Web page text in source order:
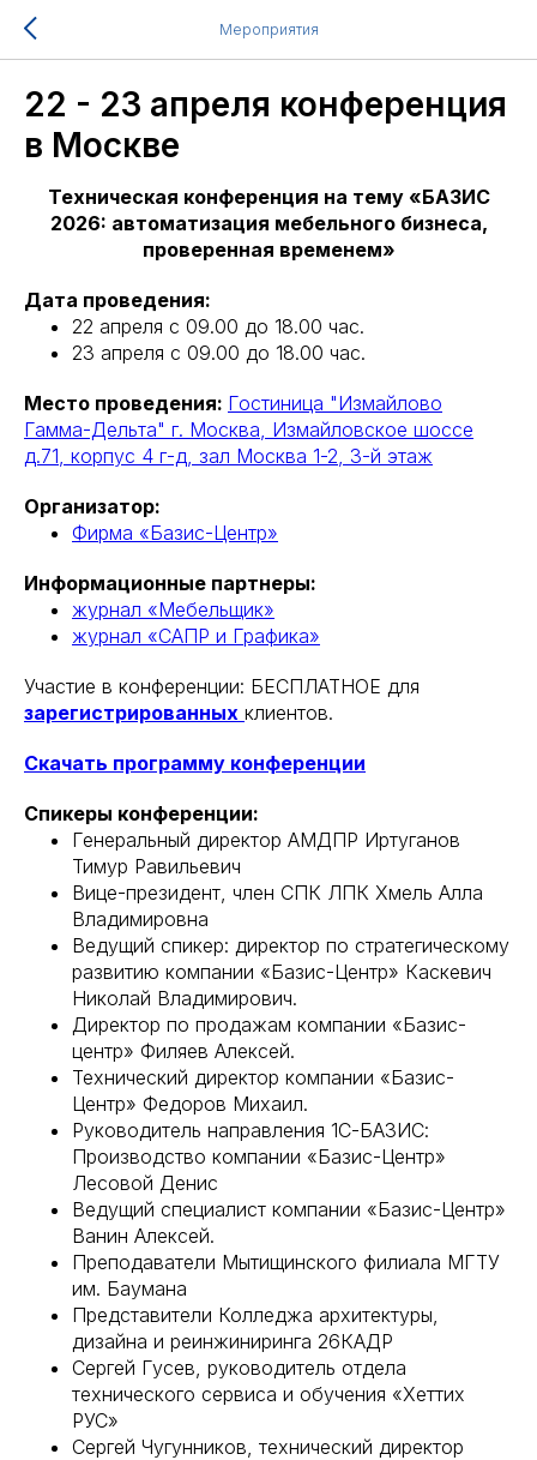
Мероприятия
22 - 23 апреля конференция
в Москве
Техническая конференция на тему «БАЗИС
2026: автоматизация мебельного бизнеса,
проверенная временем»
Дата проведения:
22 апреля с 09.00 до 18.00 час.
23 апреля с 09.00 до 18.00 час.
Место проведения: Гостиница "Измайлово
Гамма-Дельта" г. Москва, Измайловское шоссе
д.71, корпус 4 г-д, зал Москва 1-2, 3-й этаж
Организатор:
Фирма «Базис-Центр»
Информационные партнеры:
журнал «Мебельщик»
журнал «САПР и Графика»
Участие в конференции: БЕСПЛАТНОЕ для
зарегистрированных клиентов.
Скачать программу конференции
Спикеры конференции:
Генеральный директор АМДПР Иртуганов
Тимур Равильевич
Вице-президент, член СПК ЛПК Хмель Алла
Владимировна
Ведущий спикер: директор по стратегическому
развитию компании «Базис-Центр» Каскевич
Николай Владимирович.
Директор по продажам компании «Базис-
центр» Филяев Алексей.
Технический директор компании «Базис-
Центр» Федоров Михаил.
Руководитель направления 1С-БАЗИС:
Производство компании «Базис-Центр»
Лесовой Денис
Ведущий специалист компании «Базис-Центр»
Ванин Алексей.
Преподаватели Мытищинского филиала МГТУ
им. Баумана
Представители Колледжа архитектуры,
дизайна и реинжиниринга 26КАДР
Сергей Гусев, руководитель отдела
технического сервиса и обучения «Хеттих
РУС»
Сергей Чугунников, технический директор